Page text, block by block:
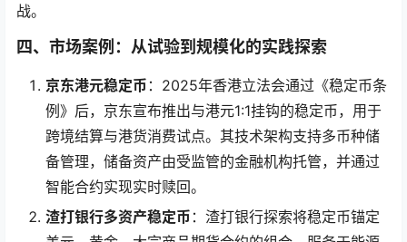
战。
四、市场案例：从试验到规模化的实践探索
京东港元稳定币 ：2025年香港立法会通过《稳定币条
例》后，京东宣布推出与港元1:1挂钩的稳定币，用于
跨境结算与港货消费试点。其技术架构支持多币种储
备管理，储备资产由受监管的金融机构托管，并通过
智能合约实现实时赎回。
渣打银行多资产稳定币 ：渣打银行探索将稳定币锚定